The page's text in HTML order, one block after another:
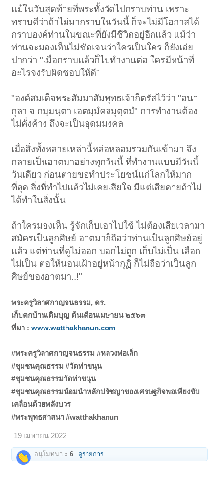
แม้ในวันสุดท้ายที่พระทั้งวัดไปกราบท่าน เพราะ
ทราบดีว่าถ้าไม่มากราบในวันนี้ ก็จะไม่มีโอกาสได้
กราบองค์ท่านในขณะที่ยังมีชีวิตอยู่อีกแล้ว แม้ว่า
ท่านจะมองเห็นไม่ชัดเจนว่าใครเป็นใคร ก็ยังเอ่ย
ปากว่า "เมื่อกราบแล้วก็ไปทำงานต่อ ใครมีหน้าที่
อะไรจงรับผิดชอบให้ดี"
"องค์สมเด็จพระสัมมาสัมพุทธเจ้าก็ตรัสไว้ว่า "อนา
กุลา จ กมฺมนฺตา เอตมฺมํคลมุตฺตมํ" การทำงานต้อง
ไม่คั่งค้าง ถึงจะเป็นอุดมมงคล
เมื่อสิ่งทั้งหลายเหล่านี้หล่อหลอมรวมกันเข้ามา จึง
กลายเป็นอาตมาอย่างทุกวันนี้ ที่ทำงานแบบมีวันนี้
วันเดียว ก่อนตายขอทำประโยชน์แก่โลกให้มาก
ที่สุด สิ่งที่ทำไปแล้วไม่เคยเสียใจ มีแต่เสียดายถ้าไม่
ได้ทำในสิ่งนั้น
ถ้าใครมองเห็น รู้จักเก็บเอาไปใช้ ไม่ต้องเสียเวลามา
สมัครเป็นลูกศิษย์ อาตมาก็ถือว่าท่านเป็นลูกศิษย์อยู่
แล้ว แต่ท่านที่ดูไม่ออก บอกไม่ถูก เก็บไม่เป็น เลือก
ไม่เป็น ต่อให้นอนเฝ้าอยู่หน้ากุฏิ ก็ไม่ถือว่าเป็นลูก
ศิษย์ของอาตมา..!"
พระครูวิลาศกาญจนธรรม, ดร.
เก็บตกบ้านเติมบุญ ต้นเดือนเมษายน ๒๕๖๓
ที่มา :www.watthakhanun.com
#พระครูวิลาศกาญจนธรรม #หลวงพ่อเล็ก
#ชุมชนคุณธรรม #วัดท่าขนุน
#ชุมชนคุณธรรมวัดท่าขนุน
#ชุมชนคุณธรรมน้อมนำหลักปรัชญาของเศรษฐกิจพอเพียงขับ
เคลื่อนด้วยพลังบวร
#พระพุทธศาสนา #watthakhanun
19 เมษายน 2022
อนุโมทนา x6 ดูรายการ